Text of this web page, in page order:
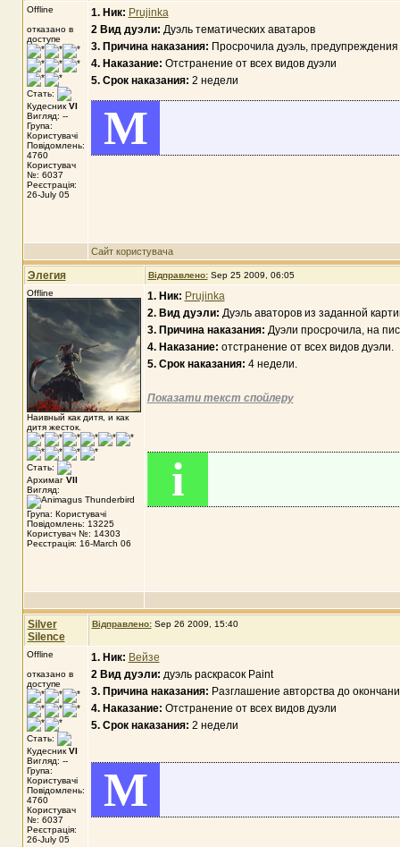
Offline
отказано в
доступе
Стать:
Кудесник VI
Вигляд: --
Група:
Користувачі
Повідомлень:
4760
Користувач
№: 6037
Реєстрація:
26-July 05
1. Ник: Prujinka
2 Вид дуэли: Дуэль тематических аватаров
3. Причина наказания: Просрочила дуэль,
4. Наказание: Отстранение от всех видов дуэли
5. Срок наказания: 2 недели
M
Сайт користувача
Элегия Відправлено: Sep 25 2009, 06:05
Offline
Наивный как дитя, и как
дитя жесток.
Стать:
Архимаг VII
Вигляд:
Група: Користувачі
Повідомлень: 13225
Користувач №: 14303
Реєстрація: 16-March 06
1. Ник: Prujinka
2. Вид дуэли: Дуэль аваторов из заданной
3. Причина наказания: Дуэли просрочила, на
4. Наказание: отстранение от всех видов дуэли.
5. Срок наказания: 4 недели.
Показати текст спойлеру
i
Silver
Silence
Відправлено: Sep 26 2009, 15:40
Offline
отказано в
доступе
Стать:
Кудесник VI
Вигляд: --
Група:
Користувачі
Повідомлень:
4760
Користувач
№: 6037
Реєстрація:
26-July 05
1. Ник: Вейзе
2 Вид дуэли: дуэль раскрасок Paint
3. Причина наказания: Разглашение авторства до
4. Наказание: Отстранение от всех видов дуэли
5. Срок наказания: 2 недели
M